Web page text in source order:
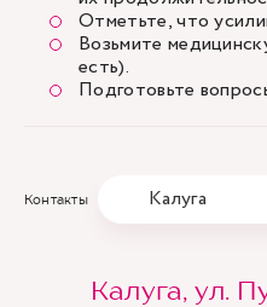
Отметьте, что
Возьмите
есть).
Подготовьте
Контакты Калуга
Калуга, ул.